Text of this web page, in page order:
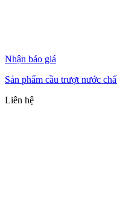
Nhận báo giá
Sản phẩm cầu trượt nước
Liên hệ